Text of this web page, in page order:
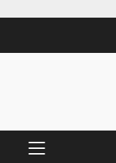
PRIMÄRES